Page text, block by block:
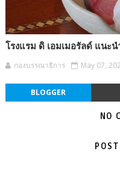
โรงแรม ดิ เอมเมอรัลด์ แนะ
กองบรรณาธิการ May 07,
BLOGGER
NO